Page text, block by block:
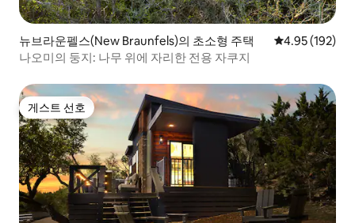
뉴브라운펠스(New Braunfels)의 초소형 주택 평점 4.95점(5
4.95 (192)
나오미의 둥지: 나무 위에 자리한 전용 자쿠지
게스트 선호
게스트 선호